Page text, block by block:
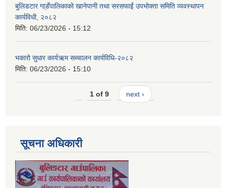
बुलिडटार गा्डँपालिकाको खानेपानी तथा सरसफाईं उपभोक्ता समिति व्यवस्थापन
कार्यविधी, २०८२
मिति: 06/23/2026 - 15:12
भकारो सुधार कार्यऋम सब्चालन कार्यविधि-२०८२
मिति: 06/23/2026 - 15:10
1 of 9 next ›
सूचना अधिकारी